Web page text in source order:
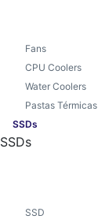
Fans
CPU Coolers
Water Coolers
Pastas Térmicas
SSDs
SSDs
SSD